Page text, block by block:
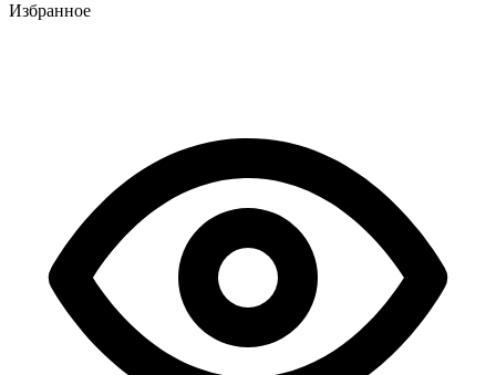
Избранное